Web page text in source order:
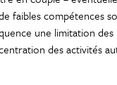
faibles compétences
une limitation
des activités